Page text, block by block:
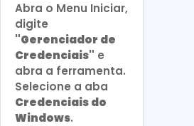
Abra o Menu Iniciar,
digite
"Gerenciador de
Credenciais" e
abra a ferramenta.
Selecione a aba
Credenciais do
Windows.